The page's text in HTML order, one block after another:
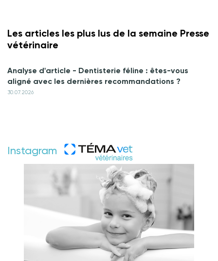
Les articles les plus lus de la semaine Presse
vétérinaire
Analyse d'article - Dentisterie féline : êtes-vous
aligné avec les dernières recommandations ?
30.07.2026
Instagram